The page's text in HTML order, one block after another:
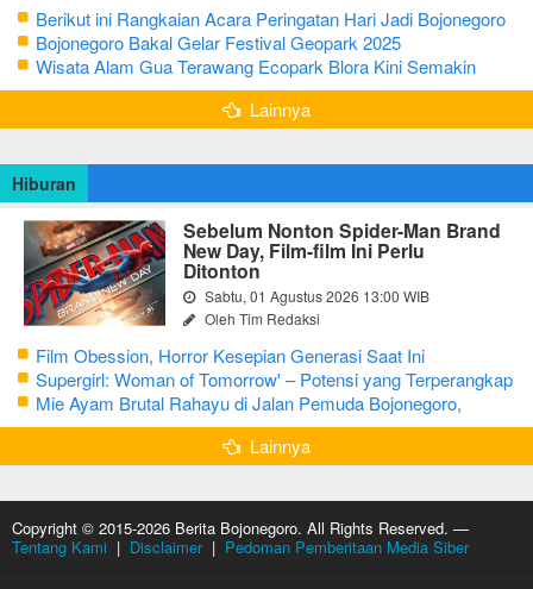
Berikut ini Rangkaian Acara Peringatan Hari Jadi Bojonegoro
Ke-348 Tahun 2025
Bojonegoro Bakal Gelar Festival Geopark 2025
Wisata Alam Gua Terawang Ecopark Blora Kini Semakin
Menarik
Lainnya
Hiburan
Sebelum Nonton Spider-Man Brand
New Day, Film-film Ini Perlu
Ditonton
Sabtu, 01 Agustus 2026 13:00 WIB
Oleh Tim Redaksi
Film Obession, Horror Kesepian Generasi Saat Ini
Supergirl: Woman of Tomorrow' – Potensi yang Terperangkap
dalam Narasi Generik
Mie Ayam Brutal Rahayu di Jalan Pemuda Bojonegoro,
Kuliner dengan Banyak Pilihan Menu
Lainnya
Copyright © 2015-2026 Berita Bojonegoro. All Rights Reserved. —
Tentang Kami | Disclaimer| Pedoman Pemberitaan Media Siber